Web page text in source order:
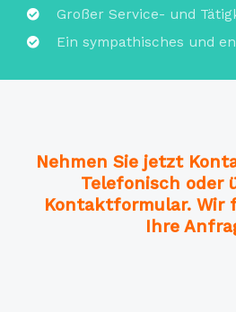
Großer Service- und
Ein sympathisches und
Nehmen Sie jetzt
Telefonisch oder
Kontaktformular. Wir
Ihre